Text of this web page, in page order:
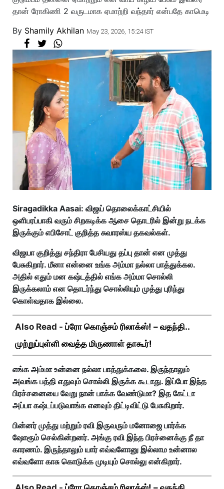
தான் ரோகிணி 2 வருடமாக ஏமாற்றி வந்தார் என்பதே காமெடி
By Shamily Akhilan May 23, 2026, 15:24 IST
Siragadikka Aasai: விஜய் தொலைக்காட்சியில்
ஒளிபரப்பாகி வரும் சிறகடிக்க ஆசை தொடரில் இன்று நடக்க
இருக்கும் எபிசோட் குறித்த சுவாரஸ்ய தகவல்கள்.
விஜயா குறித்து சந்திரா பேசியது தப்பு தான் என முத்து
பேசுகிறார். மீனா என்னை உங்க அம்மா நல்லா பாத்துக்கல.
அதில் எதும் மன கஷ்டத்தில் எங்க அம்மா சொல்லி
இருக்கலாம் என தொடர்ந்து சொல்லியும் முத்து புரிந்து
கொள்வதாக இல்லை.
Also Read - ப்ரோ கொஞ்சம் ரிலாக்ஸ்! – வதந்தி..
முற்றுப்புள்ளி வைத்த மிருணாள் தாகூர்!
எங்க அம்மா உன்னை நல்லா பாத்துக்கலை. இருந்தாலும்
அவங்க பத்தி எதுவும் சொல்லி இருக்க கூடாது. இப்போ இந்த
பிரச்சனையை வேறு நான் பாக்க வேண்டுமா? இத கேட்டா
அப்பா கஷ்டப்படுவாங்க எனவும் திட்டிவிட்டு பேசுகிறார்.
பின்னர் முத்து மற்றும் ரவி இருவரும் மனோஜை பார்க்க
ஷோரூம் செல்கின்றனர். அங்கு ரவி இந்த பிரச்னைக்கு நீ தா
காரணம். இருந்தாலும் யார் எவ்வளோனு இல்லாம உன்னால
எவ்வளோ காசு கொடுக்க முடியும் சொல்லு என்கிறார்.